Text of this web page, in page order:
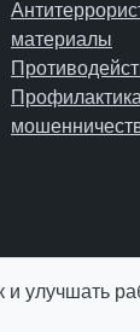
материалы
2026
улучшать